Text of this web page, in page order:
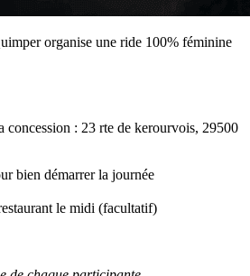
organise une ride 100% féminine
concession : 23 rte de kerourvois, 29500
bien démarrer la journée
le midi (facultatif)